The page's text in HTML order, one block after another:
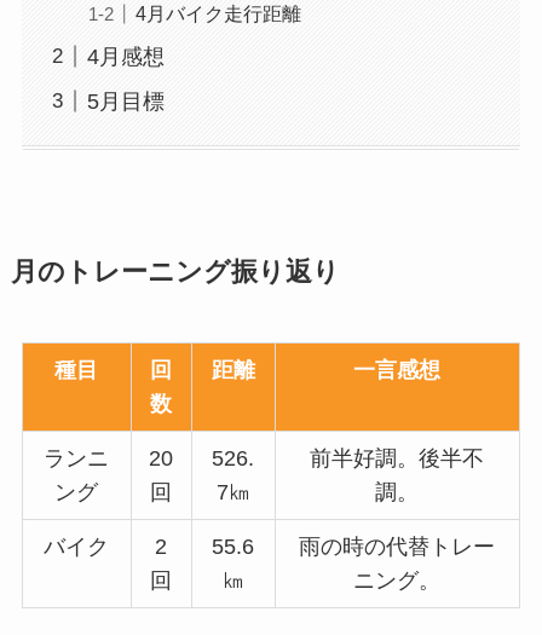
4月バイク走行距離
4月感想
5月目標
月のトレーニング振り返り
種目
回
数
距離 一言感想
ランニ
ング
20
回
526.
7㎞
前半好調。後半不
調。
バイク
2
回
55.6
㎞
雨の時の代替トレー
ニング。